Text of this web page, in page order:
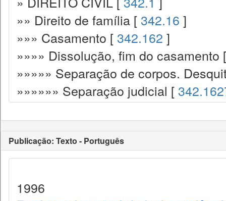
»» Direito de família [ 342.16 ]
»»» Casamento [ 342.162 ]
»»»» Dissolução, fim do
»»»»» Separação de corpos.
»»»»»» Separação judicial [
Publicação: Texto - Português
1996